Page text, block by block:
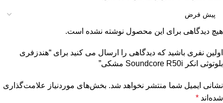
هیچ دیدگاهی برای این محصول نوشته نشده است.
اولین نفری باشید که دیدگاهی را ارسال می کنید برای “هندزفری
بلوتوثی انکر Soundcore R50i مشکی”
نشانی ایمیل شما منتشر نخواهد شد. بخش‌های موردنیاز علامت‌گذاری
شده‌اند *